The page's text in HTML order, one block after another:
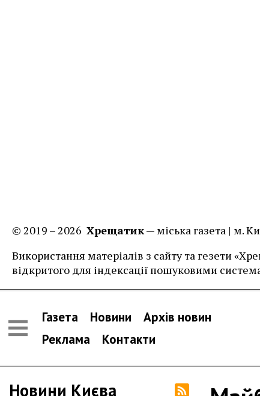
© 2019 – 2026 Хрещатик— міська газета | м.
Використання матеріалів з сайту та гезети
відкритого для індексації пошуковими
Газета Новини
Архів новин
Реклама
Контакти
Новини Києва